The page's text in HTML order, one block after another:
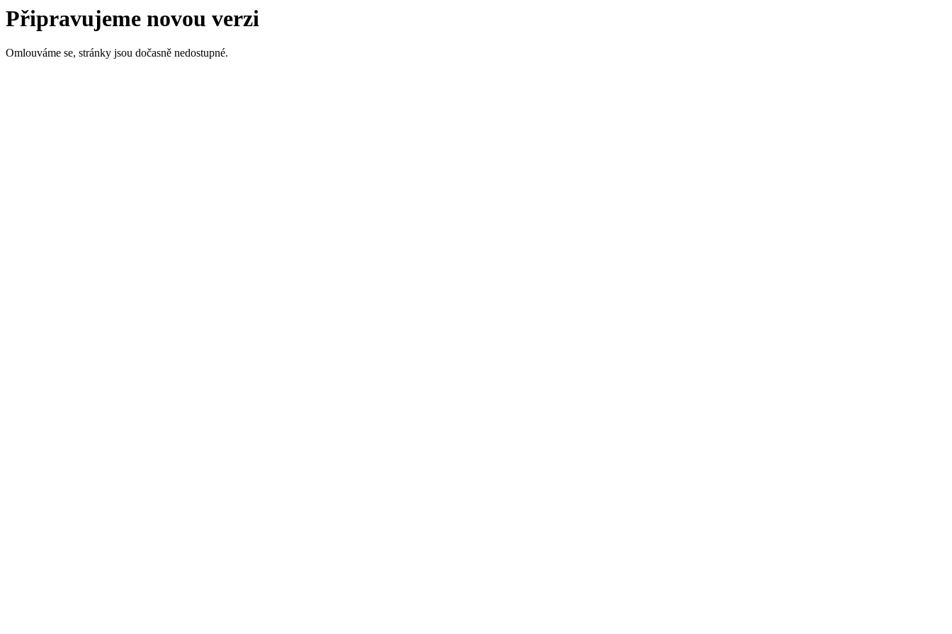
Připravujeme novou verzi
Omlouváme se, stránky jsou dočasně nedostupné.